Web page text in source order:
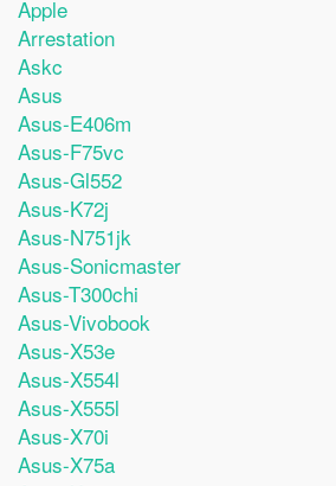
Apple
Arrestation
Askc
Asus
Asus-E406m
Asus-F75vc
Asus-Gl552
Asus-K72j
Asus-N751jk
Asus-Sonicmaster
Asus-T300chi
Asus-Vivobook
Asus-X53e
Asus-X554l
Asus-X555l
Asus-X70i
Asus-X75a